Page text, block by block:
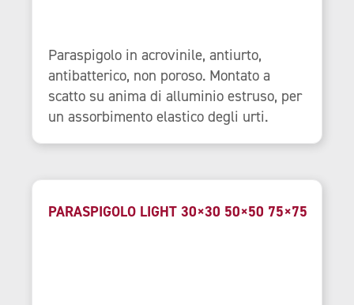
Paraspigolo in acrovinile, antiurto,
antibatterico, non poroso. Montato a
scatto su anima di alluminio estruso, per
un assorbimento elastico degli urti.
PARASPIGOLO LIGHT 30×30 50×50 75×75